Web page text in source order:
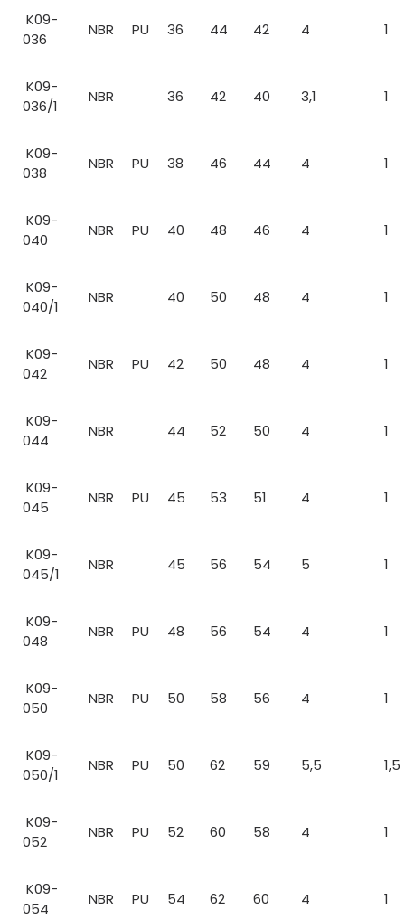
K09-
036
NBR PU 36 44 42 4 1
K09-
036/1
NBR 36 42 40 3,1 1
K09-
038
NBR PU 38 46 44 4 1
K09-
040
NBR PU 40 48 46 4 1
K09-
040/1
NBR 40 50 48 4 1
K09-
042
NBR PU 42 50 48 4 1
K09-
044
NBR 44 52 50 4 1
K09-
045
NBR PU 45 53 51 4 1
K09-
045/1
NBR 45 56 54 5 1
K09-
048
NBR PU 48 56 54 4 1
K09-
050
NBR PU 50 58 56 4 1
K09-
050/1
NBR PU 50 62 59 5,5 1,5
K09-
052
NBR PU 52 60 58 4 1
K09-
054
NBR PU 54 62 60 4 1